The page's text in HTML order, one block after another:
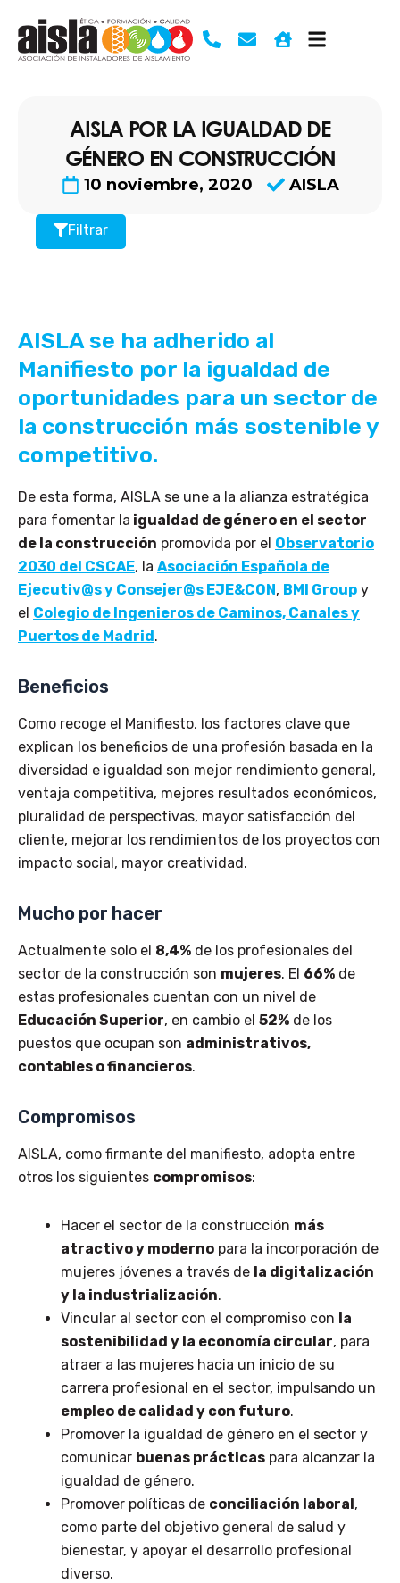
contenido
AISLA POR LA IGUALDAD DE
GÉNERO EN CONSTRUCCIÓN
10 noviembre, 2020 AISLA
Filtrar
AISLA se ha adherido al
Manifiesto por la igualdad de
oportunidades para un sector de
la construcción más sostenible y
competitivo.
De esta forma, AISLA se une a la alianza estratégica
para fomentar la igualdad de género en el sector
de la construcción promovida por el Observatorio
2030 del CSCAE, la Asociación Española de
Ejecutiv@s y Consejer@s EJE&CON, BMI Group y
el Colegio de Ingenieros de Caminos, Canales y
Puertos de Madrid.
Beneficios
Como recoge el Manifiesto, los factores clave que
explican los beneficios de una profesión basada en la
diversidad e igualdad son mejor rendimiento general,
ventaja competitiva, mejores resultados económicos,
pluralidad de perspectivas, mayor satisfacción del
cliente, mejorar los rendimientos de los proyectos con
impacto social, mayor creatividad.
Mucho por hacer
Actualmente solo el 8,4% de los profesionales del
sector de la construcción son mujeres. El 66% de
estas profesionales cuentan con un nivel de
Educación Superior, en cambio el 52% de los
puestos que ocupan son administrativos,
contables o financieros.
Compromisos
AISLA, como firmante del manifiesto, adopta entre
otros los siguientes compromisos:
Hacer el sector de la construcción más
atractivo y moderno para la incorporación de
mujeres jóvenes a través de la digitalización
y la industrialización.
Vincular al sector con el compromiso con la
sostenibilidad y la economía circular, para
atraer a las mujeres hacia un inicio de su
carrera profesional en el sector, impulsando un
empleo de calidad y con futuro.
Promover la igualdad de género en el sector y
comunicar buenas prácticas para alcanzar la
igualdad de género.
Promover políticas de conciliación laboral,
como parte del objetivo general de salud y
bienestar, y apoyar el desarrollo profesional
diverso.